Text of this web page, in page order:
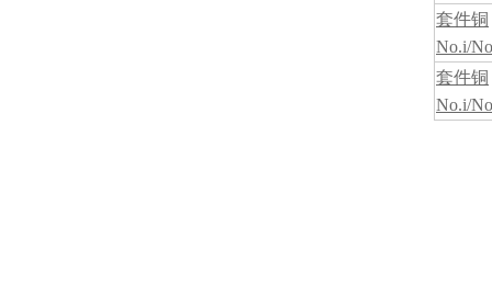
套件铜
No.i/
套件铜
No.i/